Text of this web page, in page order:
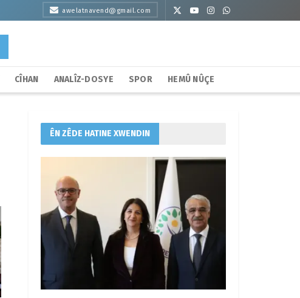
awelatnavend@gmail.com
CÎHAN ANALÎZ-DOSYE SPOR HEMÛ NÛÇE
ÊN ZÊDE HATINE XWENDIN